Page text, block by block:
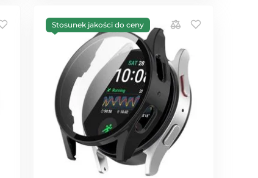
Stosunek jakości do ceny